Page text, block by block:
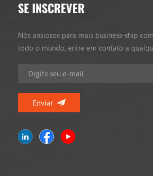
SE INSCREVER
Nós ansiosos para mais business-ship
todo o mundo, entre em contato a